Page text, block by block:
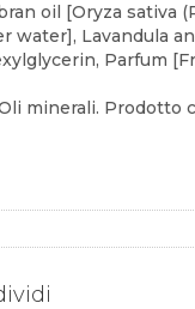
oil [Oryza sativa
Lavandula
Parfum
minerali.